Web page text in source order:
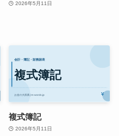
2026年5月11日
複式簿記
2026年5月11日